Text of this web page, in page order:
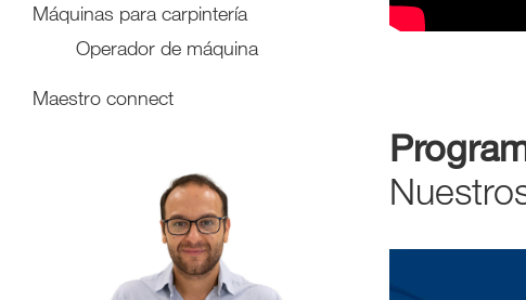
Máquinas para carpintería
Operador de máquina
Maestro connect